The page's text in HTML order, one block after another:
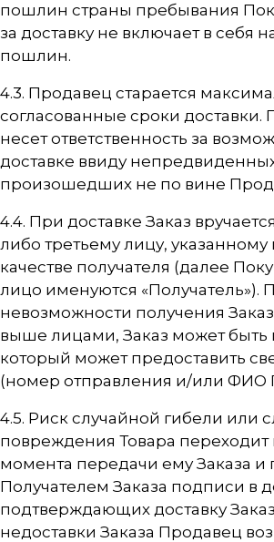
пошлин страны пребывания
за доставку не включает в себя
пошлин.
4.3. Продавец старается
согласованные сроки доставки.
несет ответственность за
доставке ввиду непредвиденных
произошедших не по вине
4.4. При доставке Заказ
либо третьему лицу, указанному
качестве получателя (далее
лицо именуются «Получатель»).
невозможности получения
выше лицами, Заказ может быть
который может предоставить
(номер отправления и/или ФИО
4.5. Риск случайной гибели или
повреждения Товара переходит
момента передачи ему Заказа и
Получателем Заказа подписи в
подтверждающих доставку
недоставки Заказа Продавец